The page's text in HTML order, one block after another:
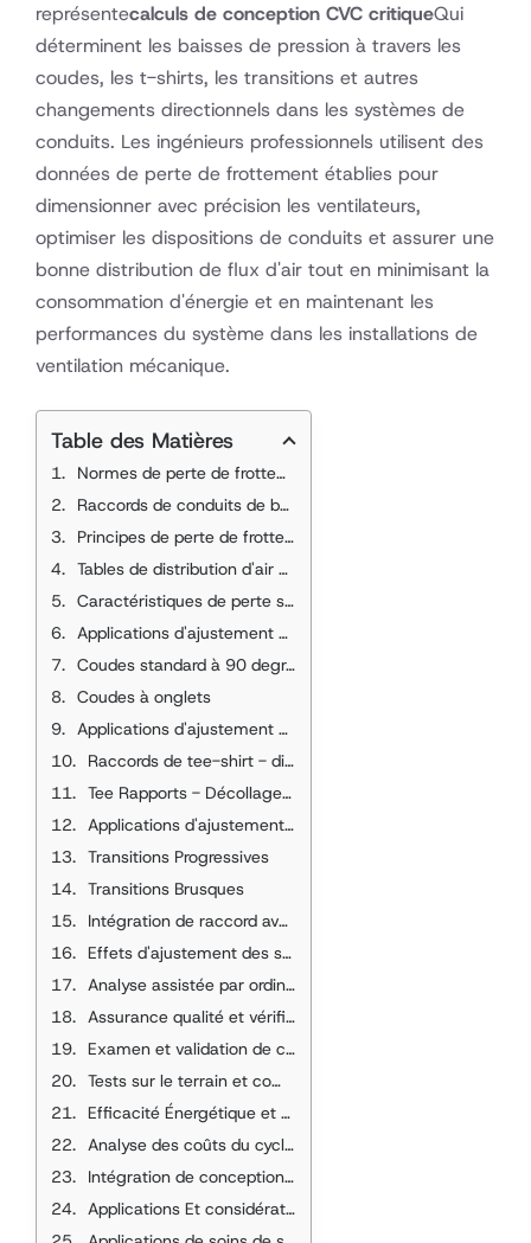
représentecalculs de conception CVC critiqueQui
déterminent les baisses de pression à travers les
coudes, les t-shirts, les transitions et autres
changements directionnels dans les systèmes de
conduits. Les ingénieurs professionnels utilisent des
données de perte de frottement établies pour
dimensionner avec précision les ventilateurs,
optimiser les dispositions de conduits et assurer une
bonne distribution de flux d'air tout en minimisant la
consommation d'énergie et en maintenant les
performances du système dans les installations de
ventilation mécanique.
Table des Matières
Normes de perte de frottement des conduits essentiels
Raccords de conduits de base Références de perte de frottement
Principes de perte de frottement des conduits fondamentaux
Tables de distribution d'air de transporteur 9-13 Exigences
Caractéristiques de perte spécifiques à l'ajustement
Applications d'ajustement du coude
Coudes standard à 90 degrés
Coudes à onglets
Applications d'ajustement de la succursale
Raccords de tee-shirt - directement à travers
Tee Rapports - Décollage de la succursale
Applications d'ajustement de transition
Transitions Progressives
Transitions Brusques
Intégration de raccord avancé
Effets d'ajustement des séries
Analyse assistée par ordinateur
Assurance qualité et vérification des performances
Examen et validation de conception
Tests sur le terrain et commission
Efficacité Énergétique et Considérations Économiques
Analyse des coûts du cycle de vie
Intégration de conception durable
Applications Et considérations Spécialisées